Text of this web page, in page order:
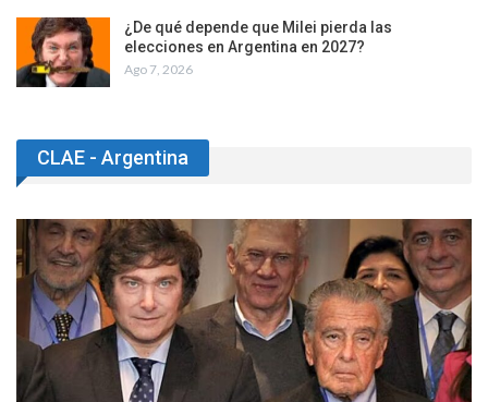
¿De qué depende que Milei pierda las
elecciones en Argentina en 2027?
Ago 7, 2026
CLAE - Argentina